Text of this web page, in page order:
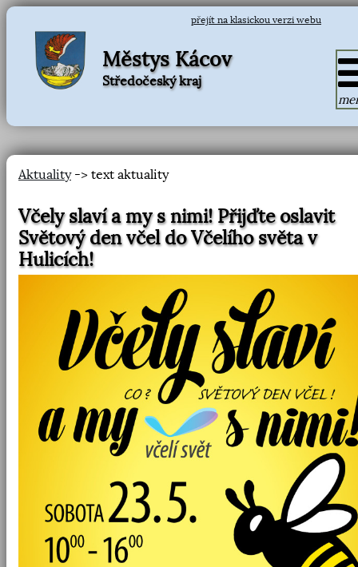
přejít na klasickou verzi webu
Městys Kácov
Středočeský kraj
Aktuality-> text aktuality
Včely slaví a my s nimi! Přijďte oslavit
Světový den včel do Včelího světa v
Hulicích!